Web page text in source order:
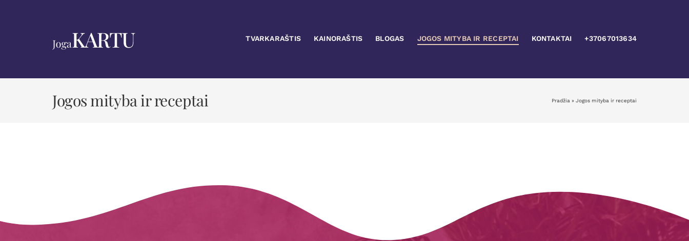
TVARKARAŠTIS KAINORAŠTIS BLOGAS JOGOS MITYBA IR RECEPTAI KONTAKTAI +37067013634
Jogos mityba ir receptai Pradžia » Jogos mityba ir receptai